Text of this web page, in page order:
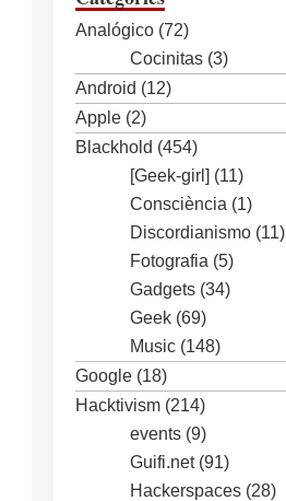
Analógico (72)
Cocinitas (3)
Android (12)
Apple (2)
Blackhold (454)
[Geek-girl] (11)
Consciència (1)
Discordianismo (11)
Fotografia (5)
Gadgets (34)
Geek (69)
Music (148)
Google (18)
Hacktivism (214)
events (9)
Guifi.net(91)
Hackerspaces (28)